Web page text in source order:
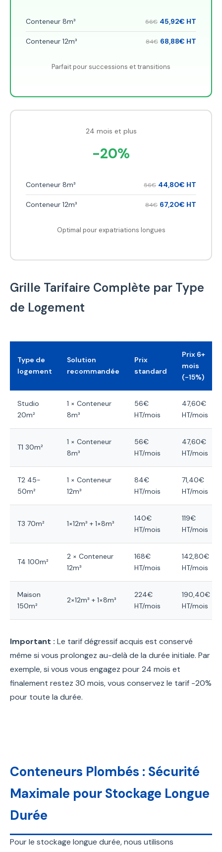
Conteneur 8m³ 56€ 45,92€ HT
Conteneur 12m³ 84€ 68,88€ HT
Parfait pour successions et transitions
24 mois et plus
-20%
Conteneur 8m³ 56€ 44,80€ HT
Conteneur 12m³ 84€ 67,20€ HT
Optimal pour expatriations longues
Grille Tarifaire Complète par Type
de Logement
Type de
logement
Solution
recommandée
Prix
standard
Prix 6+
mois
(-15%)
Studio
20m²
1 × Conteneur
8m³
56€
HT/mois
47,60€
HT/mois
T1 30m²
1 × Conteneur
8m³
56€
HT/mois
47,60€
HT/mois
T2 45-
50m²
1 × Conteneur
12m³
84€
HT/mois
71,40€
HT/mois
T3 70m² 1×12m³ + 1×8m³
140€
HT/mois
119€
HT/mois
T4 100m²
2 × Conteneur
12m³
168€
HT/mois
142,80€
HT/mois
Maison
150m²
2×12m³ + 1×8m³
224€
HT/mois
190,40€
HT/mois
Important : Le tarif dégressif acquis est conservé
même si vous prolongez au-delà de la durée initiale. Par
exemple, si vous vous engagez pour 24 mois et
finalement restez 30 mois, vous conservez le tarif -20%
pour toute la durée.
Conteneurs Plombés : Sécurité
Maximale pour Stockage Longue
Durée
Pour le stockage longue durée, nous utilisons